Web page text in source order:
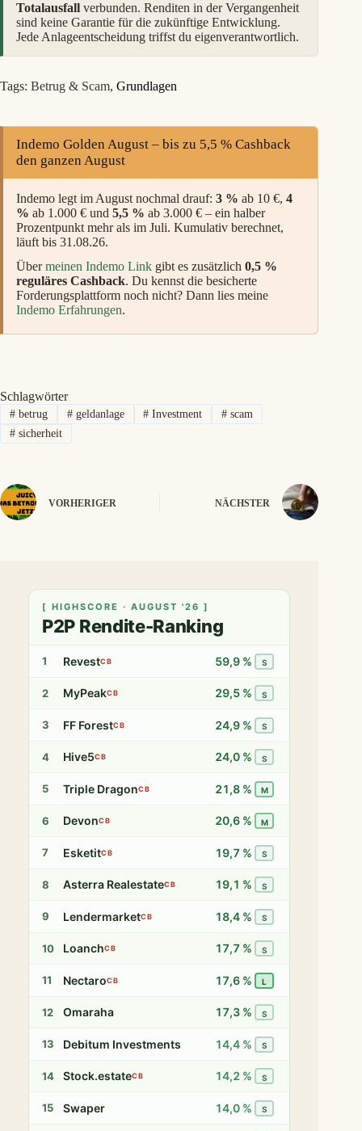
Totalausfall verbunden. Renditen in der Vergangenheit
sind keine Garantie für die zukünftige Entwicklung.
Jede Anlageentscheidung triffst du eigenverantwortlich.
Tags: Betrug & Scam, Grundlagen
Indemo Golden August – bis zu 5,5 % Cashback
den ganzen August
Indemo legt im August nochmal drauf: 3 % ab 10 €, 4
% ab 1.000 € und 5,5 % ab 3.000 € – ein halber
Prozentpunkt mehr als im Juli. Kumulativ berechnet,
läuft bis 31.08.26.
Übermeinen Indemo Link gibt es zusätzlich 0,5 %
reguläres Cashback. Du kennst die besicherte
Forderungsplattform noch nicht? Dann lies meine
Indemo Erfahrungen.
Schlagwörter
#betrug #geldanlage # Investment # scam
#sicherheit
VORHERIGER NÄCHSTER
[ HIGHSCORE · AUGUST '26 ]
P2P Rendite-Ranking
1 RevestCB 59,9 % S
2 MyPeakCB 29,5 % S
3 FF ForestCB 24,9 % S
4 Hive5CB 24,0 % S
5 Triple DragonCB 21,8 % M
6 DevonCB 20,6 % M
7 EsketitCB 19,7 % S
8 Asterra RealestateCB 19,1 % S
9 LendermarketCB 18,4 % S
10 LoanchCB 17,7 % S
11 NectaroCB 17,6 % L
12 Omaraha 17,3 % S
13 Debitum Investments 14,4 % S
14 Stock.estateCB 14,2 % S
15 Swaper 14,0 % S